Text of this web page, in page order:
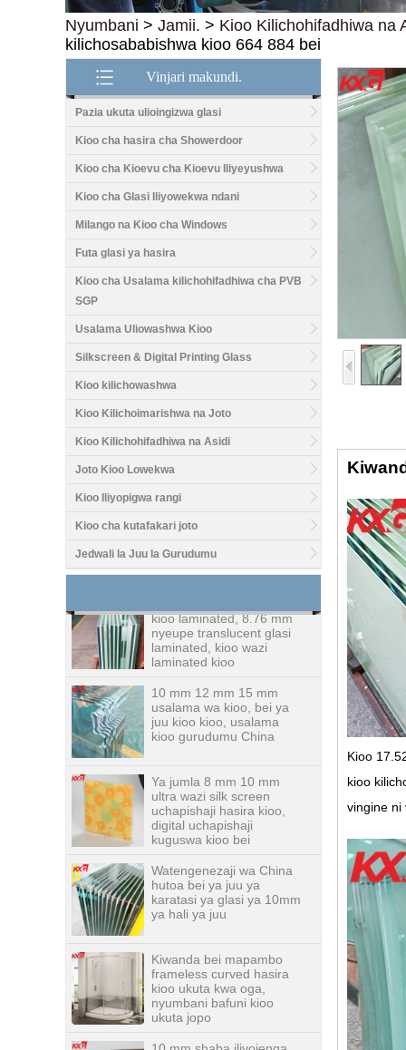
Nyumbani > Jamii. > Kioo Kilichohifadhiwa na
kilichosababishwa kioo 664 884 bei
Vinjari makundi.
Pazia ukuta ulioingizwa glasi
Kioo cha hasira cha Showerdoor
Kioo cha Kioevu cha Kioevu Iliyeyushwa
Kioo cha Glasi Iliyowekwa ndani
Milango na Kioo cha Windows
Futa glasi ya hasira
Kioo cha Usalama kilichohifadhiwa cha PVB
SGP
Usalama Uliowashwa Kioo
Silkscreen & Digital Printing Glass
Kioo kilichowashwa
Kioo Kilichoimarishwa na Joto
Kioo Kilichohifadhiwa na Asidi
Joto Kioo Lowekwa
Kioo Iliyopigwa rangi
Kioo cha kutafakari joto
Jedwali la Juu la Gurudumu
kioo kioo kiwanda, 12 mm
meza ya kioo meza
fabricators juu ya China
8.76 mm nyeupe bei ya
laminated, kioo wazi
laminated kioo
10 mm 12 mm 15 mm
usalama wa kioo, bei ya
juu kioo kioo, usalama
kioo gurudumu China
Ya jumla 8 mm 10 mm
uchapishaji hasira kioo,
digital uchapishaji
kuguswa kioo bei
Watengenezaji wa China
hutoa bei ya juu ya
karatasi ya glasi ya 10mm
ya hali ya juu
Kiwanda bei mapambo
kioo ukuta kwa oga,
nyumbani bafuni kioo
ukuta jopo
10 mm shaba iliyojenga
kioo kioo, 10 mm unene
wa shaba kioo kali, 10 mm
Kioo
kioo
vingine ni